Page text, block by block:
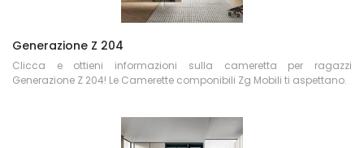
Generazione Z 204
Clicca e ottieni informazioni sulla cameretta per ragazzi
Generazione Z 204! Le Camerette componibili Zg Mobili ti aspettano.